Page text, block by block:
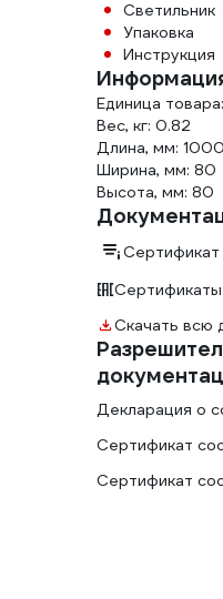
Светильник
Упаковка
Инструкция
Единица
Вес, кг: 0.82
Длина, мм: 1000
Ширина, мм: 80
Высота, мм: 80
Сертификат
Скачать всю
Декларация о
Сертификат
Сертификат